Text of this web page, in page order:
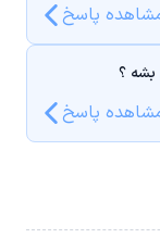
پاسخ
؟
پاسخ